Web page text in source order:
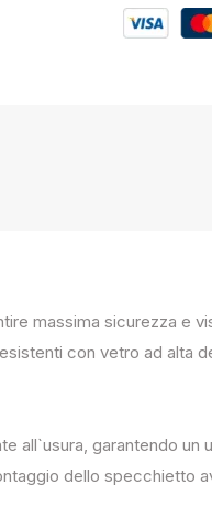
massima sicurezza e
con vetro ad alta
garantendo un
dello specchietto